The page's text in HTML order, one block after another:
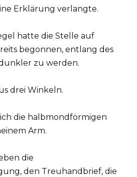
Erklärung verlangte.
hatte die Stelle auf
begonnen, entlang des
zu werden.
drei Winkeln.
die halbmondförmigen
Arm.
die
den Treuhandbrief, die